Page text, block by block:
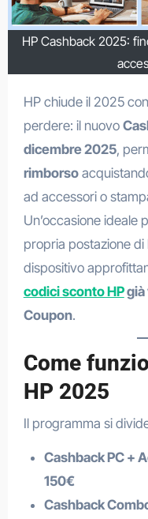
HP Cashback 2025:
HP chiude il 2025 con una promozione da non
perdere: il nuovo
dicembre 2025,
rimborso
ad accessori o
Un’occasione ideale
propria postazione
dispositivo
codici sconto HPgià
Coupon.
Come
HP 2025
Il programma si
Cashback PC +
150€
Cashback